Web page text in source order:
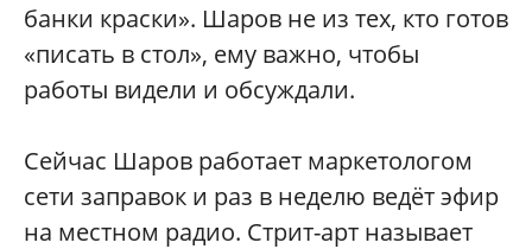
банки краски». Шаров не из тех, кто готов
«писать в стол», ему важно, чтобы
работы видели и обсуждали.
Сейчас Шаров работает маркетологом
сети заправок и раз в неделю ведёт эфир
на местном радио. Стрит-арт называет